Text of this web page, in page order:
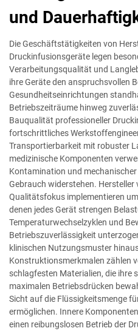
und
Die Geschäftstätigkeiten von
Druckinfusionsgeräte legen
Verarbeitungsqualität und
ihre Geräte den anspruchsvollen
Gesundheitseinrichtungen
Betriebszeiträume hinweg
Bauqualität professioneller
fortschrittliches
Transportierbarkeit mit robuster
medizinische Komponenten
Kontamination und
Gebrauch widerstehen.
Qualitätsfokus implementieren
denen jedes Gerät strengen
Temperaturwechselzyklen und
Betriebszuverlässigkeit
klinischen Nutzungsmuster
Konstruktionsmerkmalen zählen
schlagfesten Materialien, die ihre
maximalen Betriebsdrücken
Sicht auf die Flüssigkeitsmenge
ermöglichen. Innere
einen reibungslosen Betrieb der